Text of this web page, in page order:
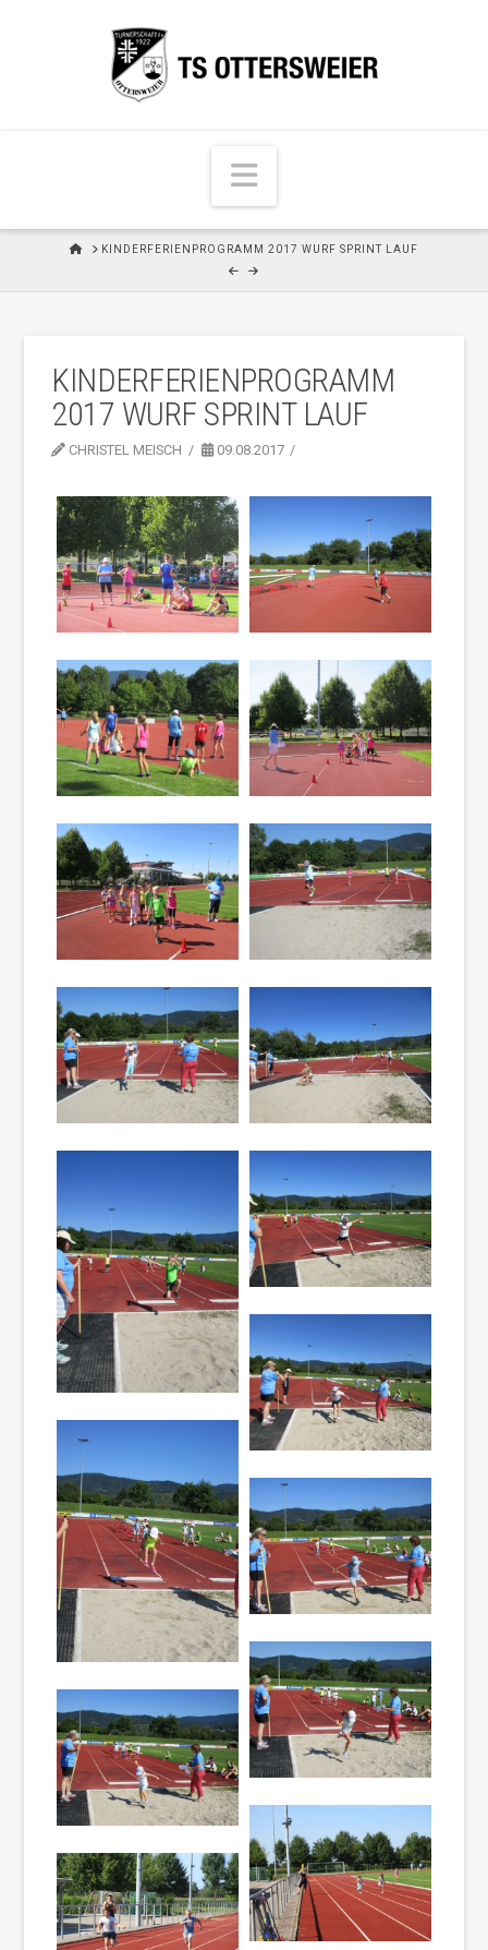
N
a
v
i
g
i
o
n
E
KINDERFERIENPROGRAMM 2017 WURF SPRINT LAUF
KINDERFERIENPROGRAMM
2017 WURF SPRINT LAUF
CHRISTEL MEISCH 09.08.2017